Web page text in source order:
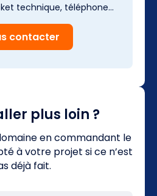
technique, téléphone…
contacter
plus loin ?
en commandant le
à votre projet si ce n’est
déjà fait.